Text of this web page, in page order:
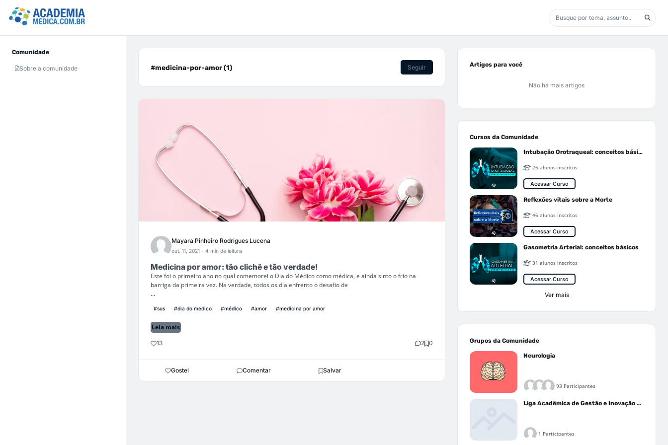
Comunidade
Sobre a comunidade #medicina-por-amor (1) Seguir
Mayara Pinheiro Rodrigues Lucena
out. 11, 2021 - 4 min de leitura
Medicina por amor: tão clichê e tão verdade!
Este foi o primeiro ano no qual comemorei o Dia do Médico como médica, e ainda sinto o frio na
barriga da primeira vez. Na verdade, todos os dia enfrento o desafio de
...
#sus #dia do médico #médico #amor #medicina por amor
Leia mais
13 2 0
Gostei Comentar Salvar
Artigos para você
Não há mais artigos
Cursos da Comunidade
Intubação Orotraqueal: conceitos básicos
26 alunos inscritos
Acessar Curso
Reflexões vitais sobre a Morte
46 alunos inscritos
Acessar Curso
Gasometria Arterial: conceitos básicos
31 alunos inscritos
Acessar Curso
Ver mais
Grupos da Comunidade
Neurologia
93 Participantes
Liga Acadêmica de Gestão e Inovação Médica - LAGIM
1 Participantes